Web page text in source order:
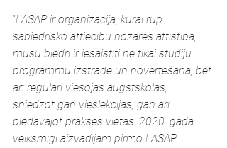
“LASAP ir organizācija, kurai rūp
sabiedrisko attiecību nozares attīstība,
mūsu biedri ir iesaistīti ne tikai studiju
programmu izstrādē un novērtēšanā, bet
arī regulāri viesojas augstskolās,
sniedzot gan vieslekcijas, gan arī
piedāvājot prakses vietas. 2020. gadā
veiksmīgi aizvadījām pirmo LASAP